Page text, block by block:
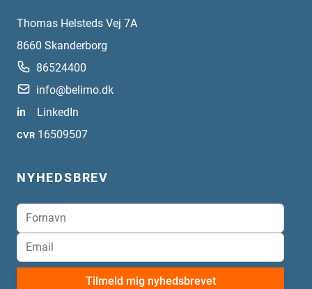
Thomas Helsteds Vej 7A
8660 Skanderborg
86524400
info@belimo.dk
in
LinkedIn
CVR 16509507
NYHEDSBREV
Tilmeld mig nyhedsbrevet